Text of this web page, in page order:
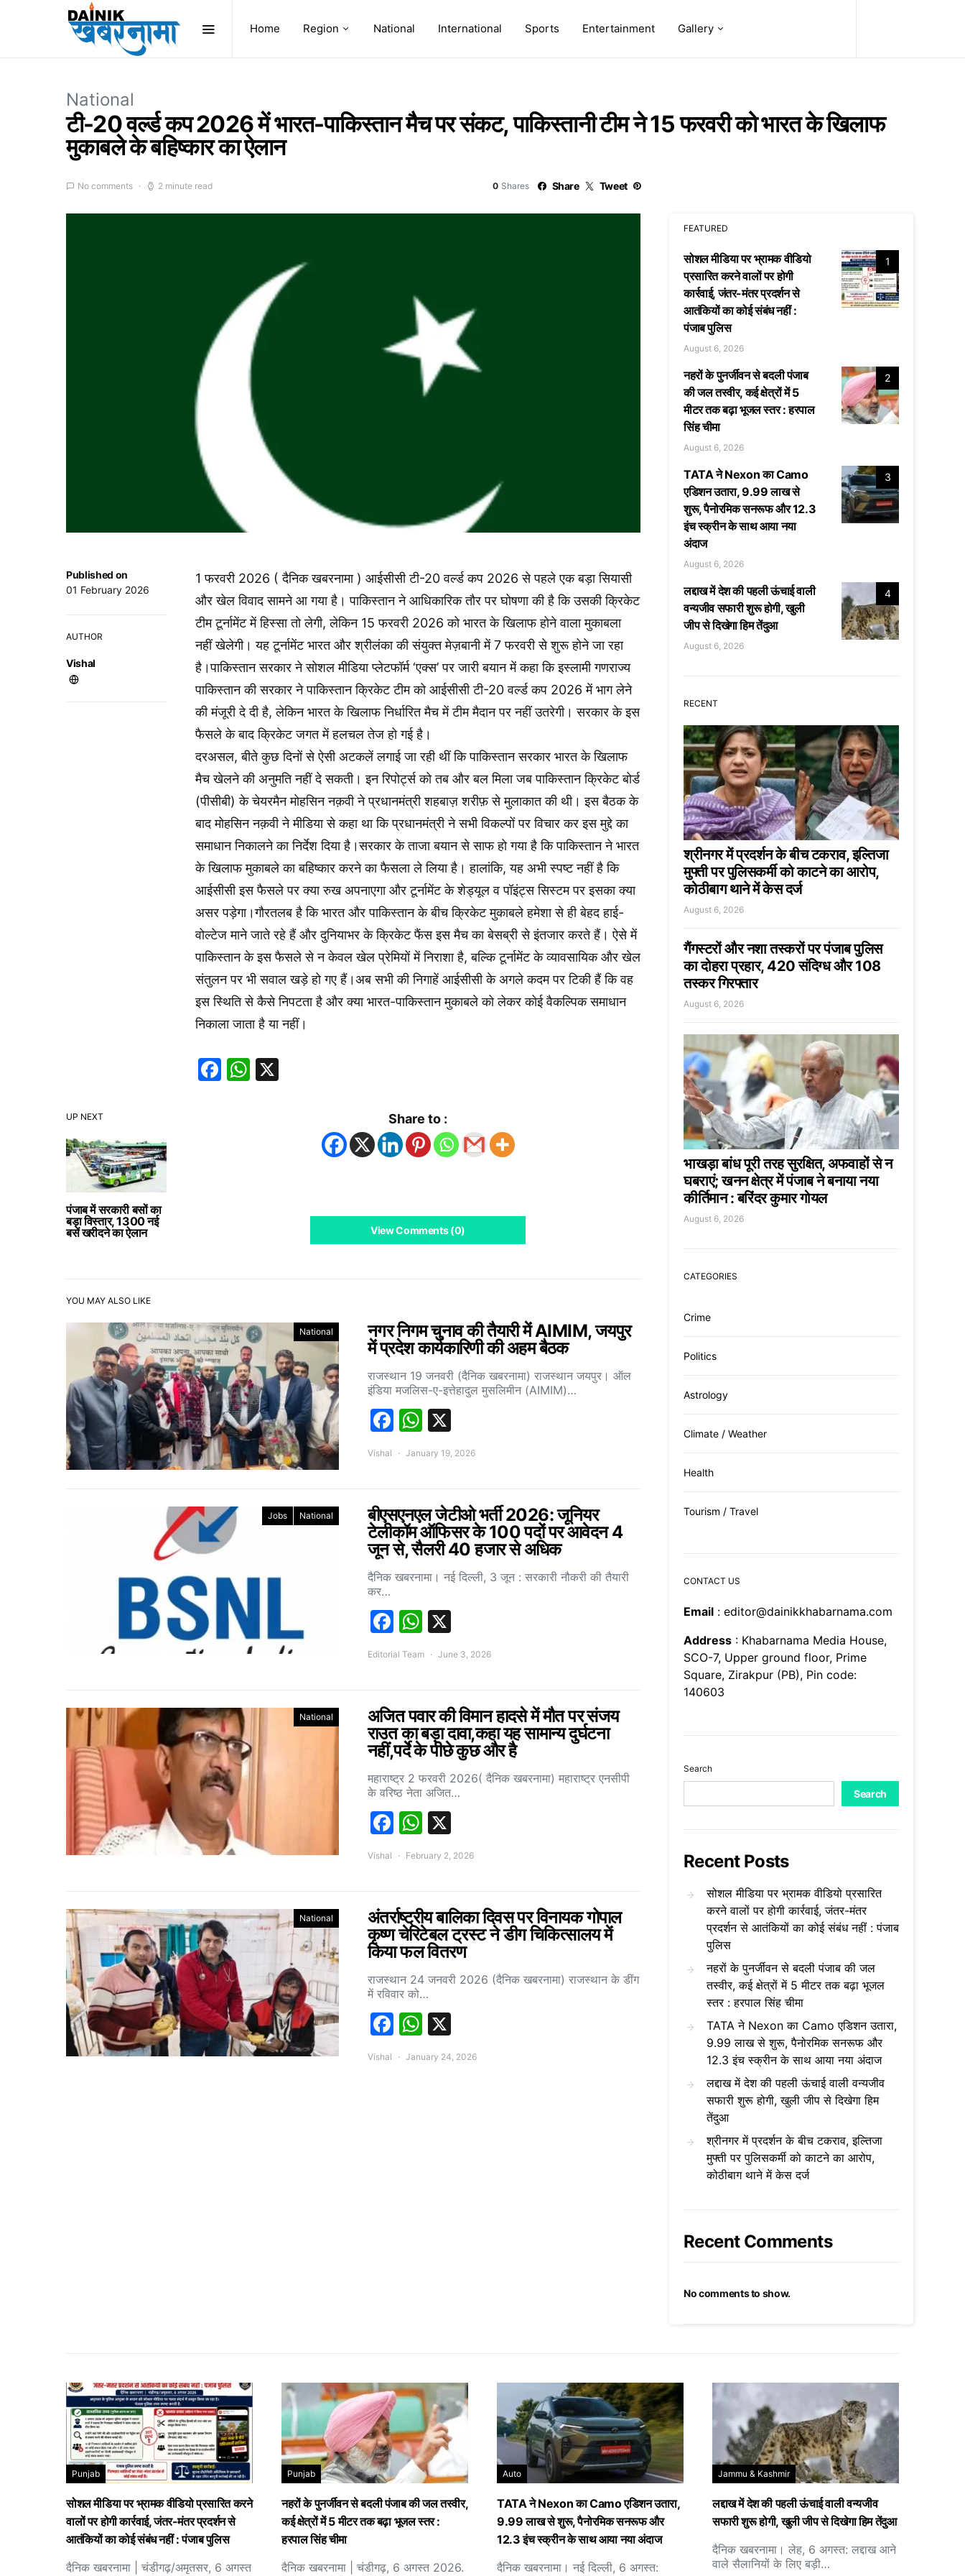
Home Region National International Sports Entertainment Gallery
National
टी-20 वर्ल्ड कप 2026 में भारत-पाकिस्तान मैच पर संकट, पाकिस्तानी टीम ने 15 फरवरी को भारत के खिलाफ
मुकाबले के बहिष्कार का ऐलान
No comments 2 minute read 0 Shares Share Tweet
UP NEXT
पंजाब में सरकारी बसों का
बड़ा विस्तार, 1300 नई
बसें खरीदने का ऐलान
Published on
01 February 2026
AUTHOR
Vishal
1 फरवरी 2026 ( दैनिक खबरनामा ) आईसीसी टी-20 वर्ल्ड कप 2026 से पहले एक बड़ा सियासी
और खेल विवाद सामने आ गया है। पाकिस्तान ने आधिकारिक तौर पर घोषणा की है कि उसकी क्रिकेट
टीम टूर्नामेंट में हिस्सा तो लेगी, लेकिन 15 फरवरी 2026 को भारत के खिलाफ होने वाला मुकाबला
नहीं खेलेगी। यह टूर्नामेंट भारत और श्रीलंका की संयुक्त मेज़बानी में 7 फरवरी से शुरू होने जा रहा
है।पाकिस्तान सरकार ने सोशल मीडिया प्लेटफॉर्म ‘एक्स’ पर जारी बयान में कहा कि इस्लामी गणराज्य
पाकिस्तान की सरकार ने पाकिस्तान क्रिकेट टीम को आईसीसी टी-20 वर्ल्ड कप 2026 में भाग लेने
की मंजूरी दे दी है, लेकिन भारत के खिलाफ निर्धारित मैच में टीम मैदान पर नहीं उतरेगी। सरकार के इस
फैसले के बाद क्रिकेट जगत में हलचल तेज हो गई है।
दरअसल, बीते कुछ दिनों से ऐसी अटकलें लगाई जा रही थीं कि पाकिस्तान सरकार भारत के खिलाफ
मैच खेलने की अनुमति नहीं दे सकती। इन रिपोर्ट्स को तब और बल मिला जब पाकिस्तान क्रिकेट बोर्ड
(पीसीबी) के चेयरमैन मोहसिन नक़वी ने प्रधानमंत्री शहबाज़ शरीफ़ से मुलाकात की थी। इस बैठक के
बाद मोहसिन नक़वी ने मीडिया से कहा था कि प्रधानमंत्री ने सभी विकल्पों पर विचार कर इस मुद्दे का
समाधान निकालने का निर्देश दिया है।सरकार के ताजा बयान से साफ हो गया है कि पाकिस्तान ने भारत
के खिलाफ मुकाबले का बहिष्कार करने का फैसला ले लिया है। हालांकि, यह अभी स्पष्ट नहीं है कि
आईसीसी इस फैसले पर क्या रुख अपनाएगा और टूर्नामेंट के शेड्यूल व पॉइंट्स सिस्टम पर इसका क्या
असर पड़ेगा।गौरतलब है कि भारत और पाकिस्तान के बीच क्रिकेट मुकाबले हमेशा से ही बेहद हाई-
वोल्टेज माने जाते रहे हैं और दुनियाभर के क्रिकेट फैंस इस मैच का बेसब्री से इंतजार करते हैं। ऐसे में
पाकिस्तान के इस फैसले से न केवल खेल प्रेमियों में निराशा है, बल्कि टूर्नामेंट के व्यावसायिक और खेल
संतुलन पर भी सवाल खड़े हो गए हैं।अब सभी की निगाहें आईसीसी के अगले कदम पर टिकी हैं कि वह
इस स्थिति से कैसे निपटता है और क्या भारत-पाकिस्तान मुकाबले को लेकर कोई वैकल्पिक समाधान
निकाला जाता है या नहीं।
Facebook
WhatsApp
Share to :
View Comments (0)
YOU MAY ALSO LIKE
National
नगर निगम चुनाव की तैयारी में AIMIM, जयपुर
में प्रदेश कार्यकारिणी की अहम बैठक
राजस्थान 19 जनवरी (दैनिक खबरनामा) राजस्थान जयपुर। ऑल
इंडिया मजलिस-ए-इत्तेहादुल मुसलिमीन (AIMIM)…
Facebook
WhatsApp
Vishal January 19, 2026
Jobs National
बीएसएनएल जेटीओ भर्ती 2026: जूनियर
टेलीकॉम ऑफिसर के 100 पदों पर आवेदन 4
जून से, सैलरी 40 हजार से अधिक
दैनिक खबरनामा। नई दिल्ली, 3 जून : सरकारी नौकरी की तैयारी
कर…
Facebook
WhatsApp
Editorial Team June 3, 2026
National
अजित पवार की विमान हादसे में मौत पर संजय
राउत का बड़ा दावा,कहा यह सामान्य दुर्घटना
नहीं,पर्दे के पीछे कुछ और है
महाराष्ट्र 2 फरवरी 2026( दैनिक खबरनामा) महाराष्ट्र एनसीपी
के वरिष्ठ नेता अजित…
Facebook
WhatsApp
Vishal February 2, 2026
National
अंतर्राष्ट्रीय बालिका दिवस पर विनायक गोपाल
कृष्ण चेरिटेबल ट्रस्ट ने डीग चिकित्सालय में
किया फल वितरण
राजस्थान 24 जनवरी 2026 (दैनिक खबरनामा) राजस्थान के डींग
में रविवार को…
Facebook
WhatsApp
Vishal January 24, 2026
FEATURED
1
सोशल मीडिया पर भ्रामक वीडियो
प्रसारित करने वालों पर होगी
कार्रवाई, जंतर-मंतर प्रदर्शन से
आतंकियों का कोई संबंध नहीं :
पंजाब पुलिस
August 6, 2026
2
नहरों के पुनर्जीवन से बदली पंजाब
की जल तस्वीर, कई क्षेत्रों में 5
मीटर तक बढ़ा भूजल स्तर : हरपाल
सिंह चीमा
August 6, 2026
3
TATA ने Nexon का Camo
एडिशन उतारा, 9.99 लाख से
शुरू, पैनोरमिक सनरूफ और 12.3
इंच स्क्रीन के साथ आया नया
अंदाज
August 6, 2026
4
लद्दाख में देश की पहली ऊंचाई वाली
वन्यजीव सफारी शुरू होगी, खुली
जीप से दिखेगा हिम तेंदुआ
August 6, 2026
RECENT
श्रीनगर में प्रदर्शन के बीच टकराव, इल्तिजा
मुफ्ती पर पुलिसकर्मी को काटने का आरोप,
कोठीबाग थाने में केस दर्ज
August 6, 2026
गैंगस्टरों और नशा तस्करों पर पंजाब पुलिस
का दोहरा प्रहार, 420 संदिग्ध और 108
तस्कर गिरफ्तार
August 6, 2026
भाखड़ा बांध पूरी तरह सुरक्षित, अफवाहों से न
घबराएं; खनन क्षेत्र में पंजाब ने बनाया नया
कीर्तिमान : बरिंदर कुमार गोयल
August 6, 2026
CATEGORIES
Crime
Politics
Astrology
Climate / Weather
Health
Tourism / Travel
CONTACT US
Email : editor@dainikkhabarnama.com
Address : Khabarnama Media House,
SCO-7, Upper ground floor, Prime
Square, Zirakpur (PB), Pin code:
140603
Search
Search
Recent Posts
सोशल मीडिया पर भ्रामक वीडियो प्रसारित
करने वालों पर होगी कार्रवाई, जंतर-मंतर
प्रदर्शन से आतंकियों का कोई संबंध नहीं : पंजाब
पुलिस
नहरों के पुनर्जीवन से बदली पंजाब की जल
तस्वीर, कई क्षेत्रों में 5 मीटर तक बढ़ा भूजल
स्तर : हरपाल सिंह चीमा
TATA ने Nexon का Camo एडिशन उतारा,
9.99 लाख से शुरू, पैनोरमिक सनरूफ और
12.3 इंच स्क्रीन के साथ आया नया अंदाज
लद्दाख में देश की पहली ऊंचाई वाली वन्यजीव
सफारी शुरू होगी, खुली जीप से दिखेगा हिम
तेंदुआ
श्रीनगर में प्रदर्शन के बीच टकराव, इल्तिजा
मुफ्ती पर पुलिसकर्मी को काटने का आरोप,
कोठीबाग थाने में केस दर्ज
Recent Comments
No comments to show.
Punjab
सोशल मीडिया पर भ्रामक वीडियो प्रसारित करने
वालों पर होगी कार्रवाई, जंतर-मंतर प्रदर्शन से
आतंकियों का कोई संबंध नहीं : पंजाब पुलिस
दैनिक खबरनामा | चंडीगढ़/अमृतसर, 6 अगस्त
Punjab
नहरों के पुनर्जीवन से बदली पंजाब की जल तस्वीर,
कई क्षेत्रों में 5 मीटर तक बढ़ा भूजल स्तर :
हरपाल सिंह चीमा
दैनिक खबरनामा | चंडीगढ़, 6 अगस्त 2026.
Auto
TATA ने Nexon का Camo एडिशन उतारा,
9.99 लाख से शुरू, पैनोरमिक सनरूफ और
12.3 इंच स्क्रीन के साथ आया नया अंदाज
दैनिक खबरनामा। नई दिल्ली, 6 अगस्त:
Jammu & Kashmir
लद्दाख में देश की पहली ऊंचाई वाली वन्यजीव
सफारी शुरू होगी, खुली जीप से दिखेगा हिम तेंदुआ
दैनिक खबरनामा। लेह, 6 अगस्त: लद्दाख आने
वाले सैलानियों के लिए बड़ी…